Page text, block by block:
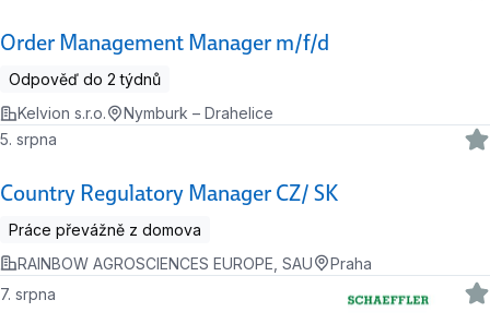
Order Management Manager m/f/d
Odpověď do 2 týdnů
Kelvion s.r.o.
Nymburk – Drahelice
Country Regulatory Manager CZ/ SK
5. srpna
Práce převážně z domova
RAINBOW AGROSCIENCES EUROPE, SAU
Praha
7. srpna